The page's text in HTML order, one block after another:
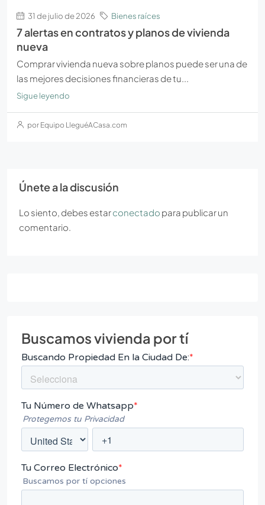
31 de julio de 2026 Bienes raíces
7 alertas en contratos y planos de vivienda
nueva
Comprar vivienda nueva sobre planos puede ser una de
las mejores decisiones financieras de tu...
Sigue leyendo
por Equipo LleguéACasa.com
Únete a la discusión
Lo siento, debes estarconectado para publicar un
comentario.
Buscamos vivienda por tí